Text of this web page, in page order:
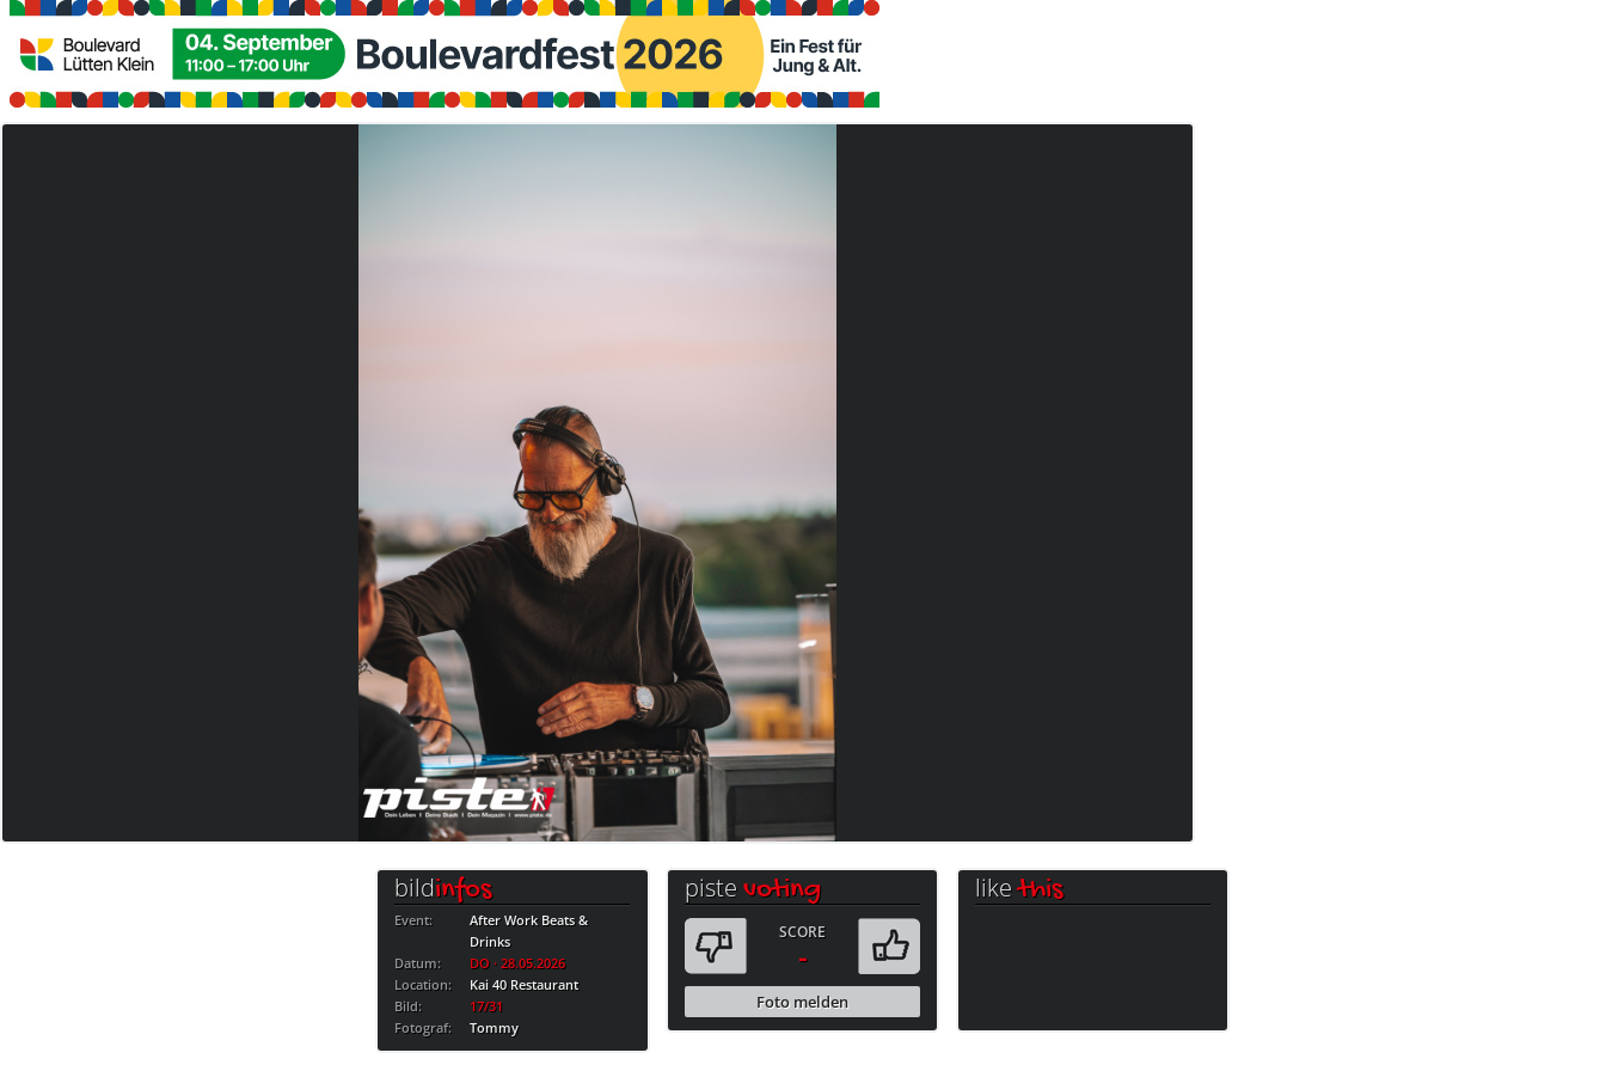
bildinfos
Event:
After Work Beats &
Drinks
Datum:
DO · 28.05.2026
Location:
Kai 40 Restaurant
Bild:
17/31
Fotograf:
Tommy
pistevoting
SCORE
-
Foto melden
likethis